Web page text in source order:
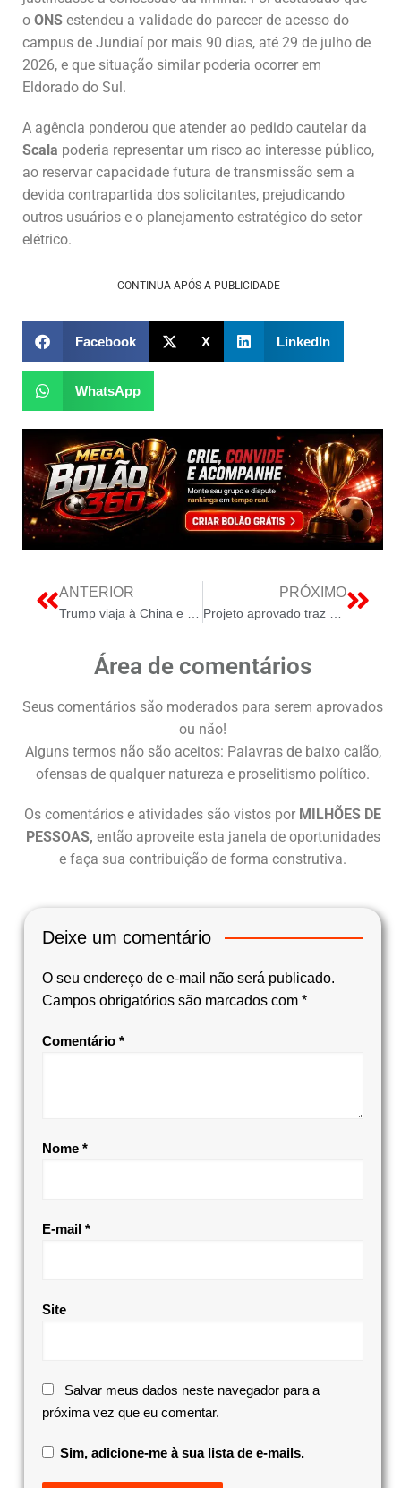
o ONS estendeu a validade do parecer de acesso do
campus de Jundiaí por mais 90 dias, até 29 de julho de
2026, e que situação similar poderia ocorrer em
Eldorado do Sul.
A agência ponderou que atender ao pedido cautelar da
Scala poderia representar um risco ao interesse público,
ao reservar capacidade futura de transmissão sem a
devida contrapartida dos solicitantes, prejudicando
outros usuários e o planejamento estratégico do setor
elétrico.
CONTINUA APÓS A PUBLICIDADE
Facebook X LinkedIn
WhatsApp
ANTERIOR PRÓXIMO
Área de comentários
Seus comentários são moderados para serem aprovados
ou não!
Alguns termos não são aceitos: Palavras de baixo calão,
ofensas de qualquer natureza e proselitismo político.
Os comentários e atividades são vistos por MILHÕES DE
PESSOAS, então aproveite esta janela de oportunidades
e faça sua contribuição de forma construtiva.
Deixe um comentário
O seu endereço de e-mail não será publicado.
Campos obrigatórios são marcados com *
Comentário *
Nome *
E-mail *
Site
Salvar meus dados neste navegador para a
próxima vez que eu comentar.
Sim, adicione-me à sua lista de e-mails.